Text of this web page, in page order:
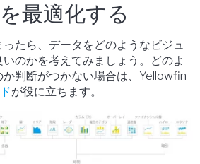
最適化する
ったら、データをどのようなビジュ
のかを考えてみましょう。どのよ
判断がつかない場合は、 Yellowfin
が役に立ちます。